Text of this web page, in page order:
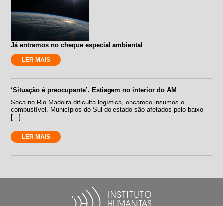
Já entramos no cheque especial ambiental
LER MAIS
‘Situação é preocupante’. Estiagem no interior do AM
Seca no Rio Madeira dificulta logística, encarece insumos e
combustível. Municípios do Sul do estado são afetados pelo baixo
[...]
LER MAIS